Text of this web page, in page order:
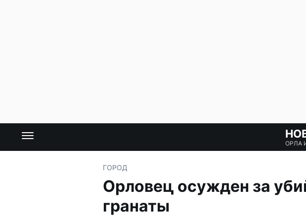
ОРЛА
ГОРОД
Орловец осужден за
гранаты